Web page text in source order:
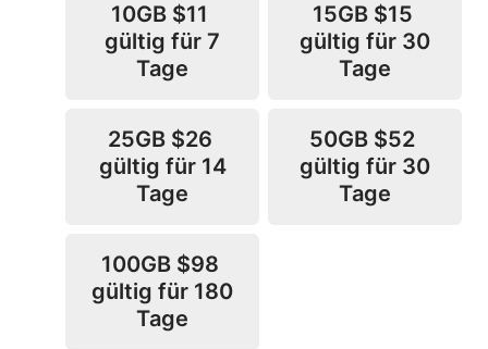
10GB $11
gültig für 7
Tage
15GB $15
gültig für 30
Tage
25GB $26
gültig für 14
Tage
50GB $52
gültig für 30
Tage
100GB $98
gültig für 180
Tage